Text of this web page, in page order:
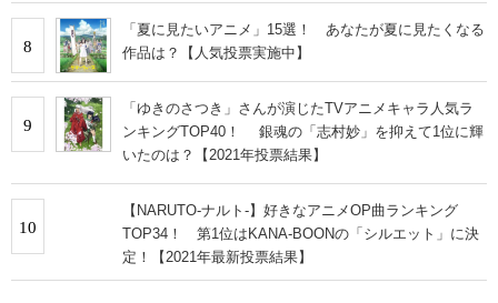
8
「夏に見たいアニメ」15選！ あなたが夏に見たくなる
作品は？【人気投票実施中】
9
「ゆきのさつき」さんが演じたTVアニメキャラ人気ラ
ンキングTOP40！ 銀魂の「志村妙」を抑えて1位に輝
いたのは？【2021年投票結果】
10
【NARUTO-ナルト-】好きなアニメOP曲ランキング
TOP34！ 第1位はKANA-BOONの「シルエット」に決
定！【2021年最新投票結果】